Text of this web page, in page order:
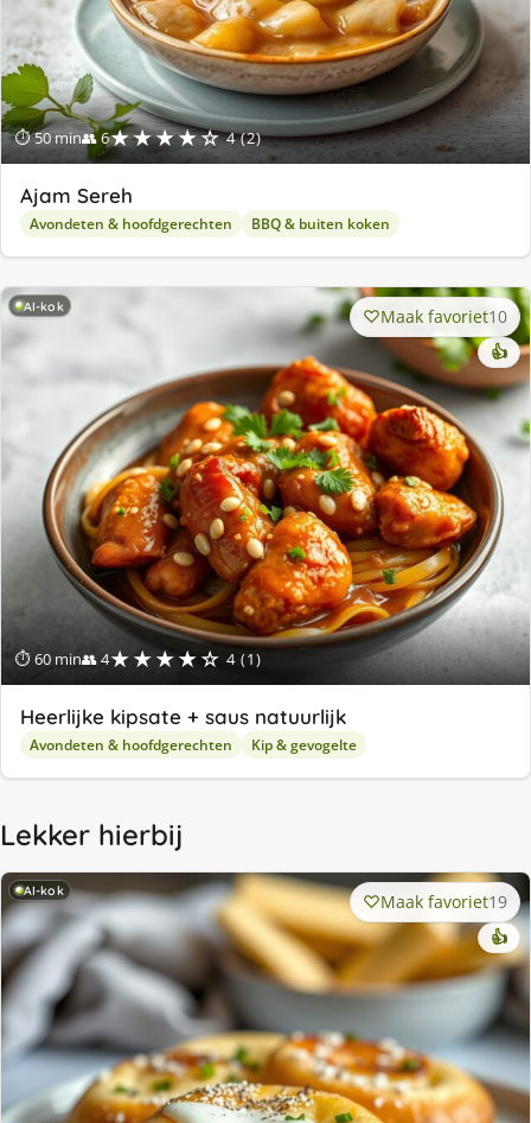
⏱ 50 min👥 6★★★★☆ 4 (2)
Ajam Sereh
Avondeten & hoofdgerechten BBQ & buiten koken
AI-kok
⏱ 60 min👥 4★★★★☆ 4 (1)
Maak favoriet10
👍
Heerlijke kipsate + saus natuurlijk
Avondeten & hoofdgerechten Kip & gevogelte
Lekker hierbij
AI-kok Maak favoriet19
👍